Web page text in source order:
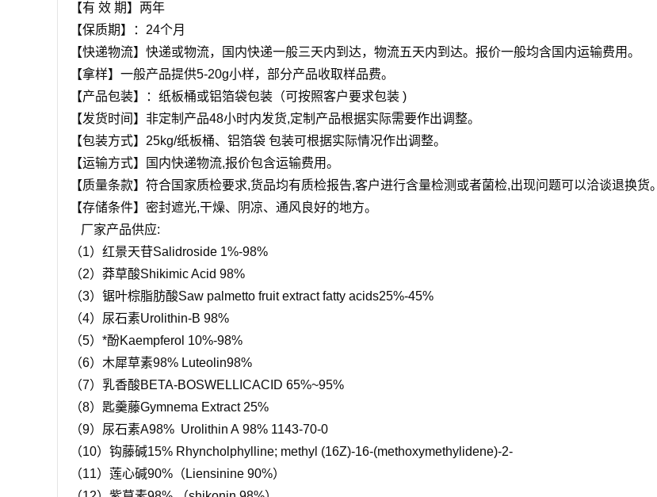
【有 效 期】两年
【保质期】：24个月
【快递物流】快递或物流，国内快递一般三天内到达，物流五天内到达。报价一般均含国内运输费用。
【拿样】一般产品提供5-20g小样，部分产品收取样品费。
【产品包装】：纸板桶或铝箔袋包装（可按照客户要求包装 )
【发货时间】非定制产品48小时内发货,定制产品根据实际需要作出调整。
【包装方式】25kg/纸板桶、铝箔袋 包装可根据实际情况作出调整。
【运输方式】国内快递物流,报价包含运输费用。
【质量条款】符合国家质检要求,货品均有质检报告,客户进行含量检测或者菌检,出现问题可以洽谈退换货。
【存储条件】密封遮光,干燥、阴凉、通风良好的地方。
厂家产品供应:
（1）红景天苷Salidroside 1%-98%
（2）莽草酸Shikimic Acid 98%
（3）锯叶棕脂肪酸Saw palmetto fruit extract fatty acids25%-45%
（4）尿石素Urolithin-B 98%
（5）*酚Kaempferol 10%-98%
（6）木犀草素98% Luteolin98%
（7）乳香酸BETA-BOSWELLICACID 65%~95%
（8）匙羹藤Gymnema Extract 25%
（9）尿石素A98% Urolithin A 98% 1143-70-0
（10）钩藤碱15% Rhyncholphylline; methyl (16Z)-16-(methoxymethylidene)-2-
（11）莲心碱90%（Liensinine 90%）